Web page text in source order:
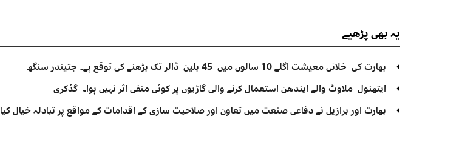
یہ بھیپڑھیے
بھارت کی خلائی معیشت اگلے 10 سالوں میں 45 بلین ڈالر تک بڑھنے کی توقع ہے۔ جتیندر سنگھ
ایتھنول ملاوٹ والے ایندھن استعمال کرنے والی گاڑیوں پر کوئی منفی اثر نہیں ہوا۔ گڈکری
بھارت اور برازیل نے دفاعی صنعت میں تعاون اور صلاحیت سازی کے اقدامات کے مواقع پر تبادلہ خیال کیا